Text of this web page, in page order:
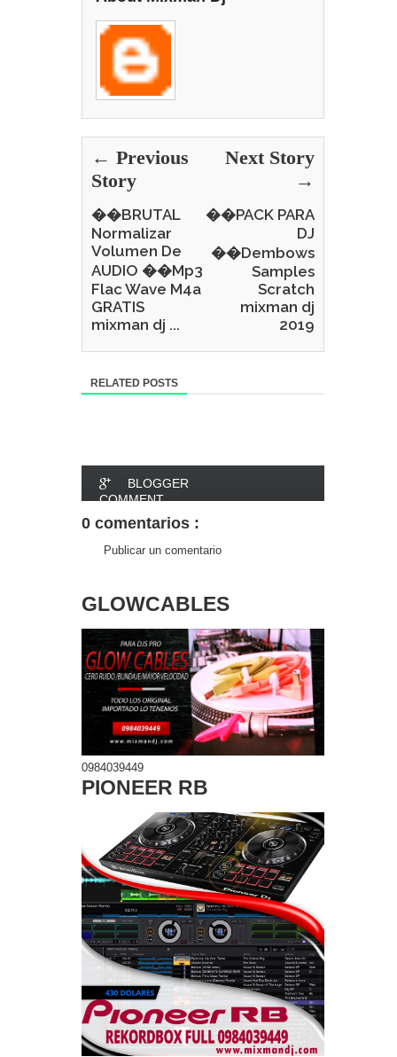
← Previous
Story
��BRUTAL
Normalizar
Volumen De
AUDIO ��Mp3
Flac Wave M4a
GRATIS
mixman dj ...
Next Story
→
��PACK PARA
DJ
��Dembows
Samples
Scratch
mixman dj
2019
RELATED POSTS
BLOGGER
COMMENT
COMMENT
0 comentarios :
Publicar un comentario
GLOWCABLES
0984039449
PIONEER RB